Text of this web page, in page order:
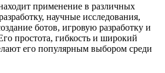
применение в различных
научные исследования,
ботов, игровую разработку и
простота, гибкость и широкий
его популярным выбором среди